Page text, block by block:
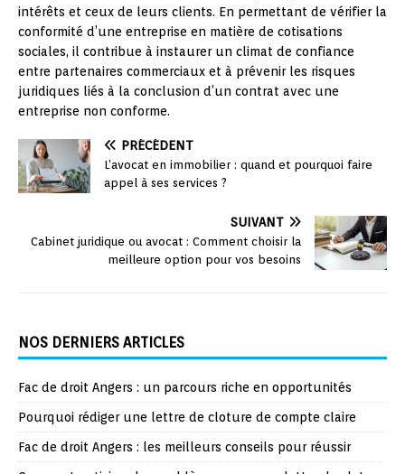
intérêts et ceux de leurs clients. En permettant de vérifier la
conformité d’une entreprise en matière de cotisations
sociales, il contribue à instaurer un climat de confiance
entre partenaires commerciaux et à prévenir les risques
juridiques liés à la conclusion d’un contrat avec une
entreprise non conforme.
PRÉCÉDENT
L’avocat en immobilier : quand et pourquoi faire
appel à ses services ?
SUIVANT
Cabinet juridique ou avocat : Comment choisir la
meilleure option pour vos besoins
NOS DERNIERS ARTICLES
Fac de droit Angers : un parcours riche en opportunités
Pourquoi rédiger une lettre de cloture de compte claire
Fac de droit Angers : les meilleurs conseils pour réussir